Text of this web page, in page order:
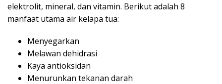
elektrolit, mineral, dan vitamin. Berikut adalah 8
manfaat utama air kelapa tua:
Menyegarkan
Melawan dehidrasi
Kaya antioksidan
Menurunkan tekanan darah